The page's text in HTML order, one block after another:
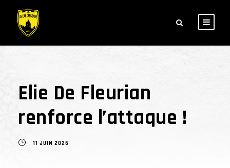
Elie De Fleurian
renforce l’attaque !
11 JUIN 2026